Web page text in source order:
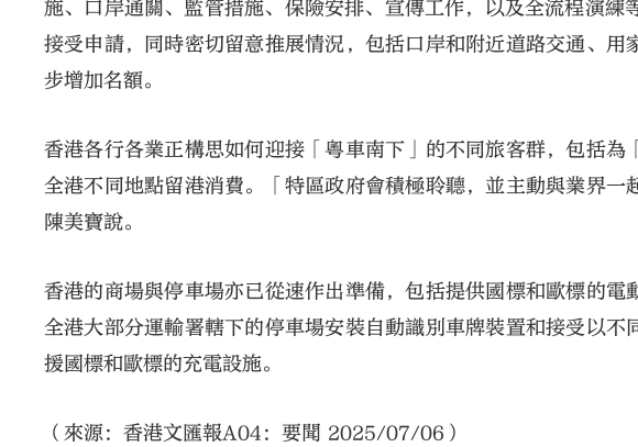
施、口岸通關、監管措施、保險安排、宣傳工作，以及全流程演練
接受申請，同時密切留意推展情況，包括口岸和附近道路交通、
步增加名額。
香港各行各業正構思如何迎接「粵車南下」的不同旅客群，包括為
全港不同地點留港消費。「特區政府會積極聆聽，並主動與業界一
陳美寶說。
香港的商場與停車場亦已從速作出準備，包括提供國標和歐標的
全港大部分運輸署轄下的停車場安裝自動識別車牌裝置和接受以
援國標和歐標的充電設施。
（來源：香港文匯報A04：要聞 2025/07/06）